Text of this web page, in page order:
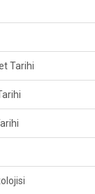
Tarihi